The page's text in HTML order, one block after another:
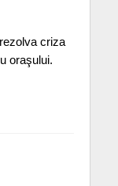
criza
oraşului.